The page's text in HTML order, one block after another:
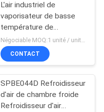
aluminium
L'air industriel de
vaporisateur de basse
température de
refroidisseur d'air de Kub
SPBE044D a refroidi le
vaporisateur pour des
chambre froide
Négociable MOQ:1 unité / unités
CONTACT
SPBE044D Refroidisseur
d'air de chambre froide
Refroidisseur d'air